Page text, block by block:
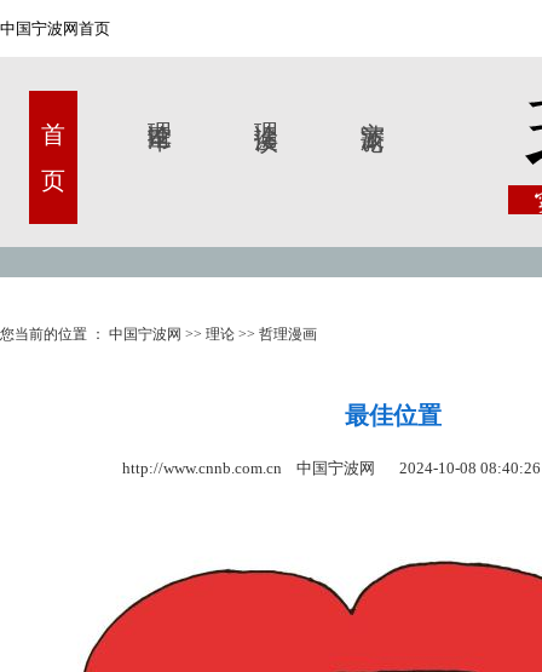
中国宁波网首页
首 页
您当前的位置 ： 中国宁波网 >> 理论 >> 哲理漫画
最佳位置
http://www.cnnb.com.cn 中国宁波网 2024-10-08 08:40:26